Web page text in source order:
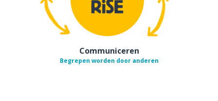
Communiceren
Begrepen worden door anderen